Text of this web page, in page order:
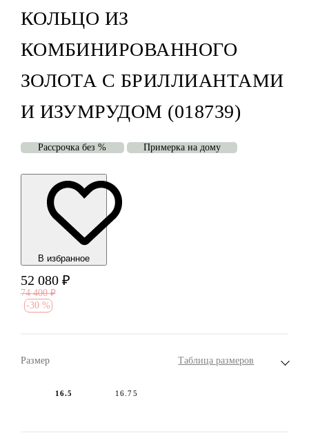
КОЛЬЦО ИЗ
КОМБИНИРОВАННОГО
ЗОЛОТА С БРИЛЛИАНТАМИ
И ИЗУМРУДОМ (018739)
Рассрочка без % Примерка на дому
В избранноe
52 080 ₽
74 400 ₽
-30 %
Размер Таблица размеров
16.5 16.75